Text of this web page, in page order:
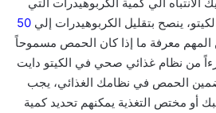
ينصح بتقليل الكربوهيدرات إلي 50
المهم معرفة ما إذا كان الحمص مسموحاً
من نظام غذائي صحي في الكيتو دايت
الحمص في نظامك الغذائي، يجب
أو مختص التغذية يمكنهم تحديد كمية